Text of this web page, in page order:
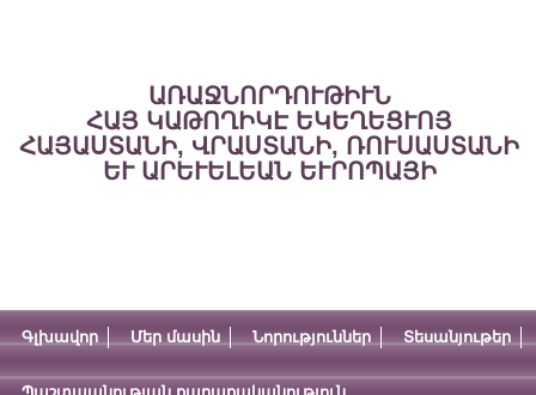
ԱՌԱՋՆՈՐԴՈՒԹԻՒՆ
ՀԱՅ ԿԱԹՈՂԻԿԷ ԵԿԵՂԵՑՒՈՅ
ՀԱՅԱՍՏԱՆԻ, ՎՐԱՍՏԱՆԻ, ՌՈՒՍԱՍՏԱՆԻ
ԵՒ ԱՐԵՒԵԼԵԱՆ ԵՒՐՈՊԱՅԻ
Գլխավոր Մեր մասին Նորություններ Տեսանյութեր